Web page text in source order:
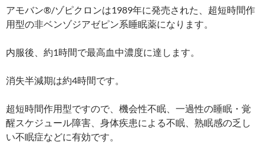
アモバン®/ゾピクロンは1989年に発売された、超短時間作
用型の非ベンゾジアゼピン系睡眠薬になります。
内服後、約1時間で最高血中濃度に達します。
消失半減期は約4時間です。
超短時間作用型ですので、機会性不眠、一過性の睡眠・覚
醒スケジュール障害、身体疾患による不眠、熟眠感の乏し
い不眠症などに有効です。